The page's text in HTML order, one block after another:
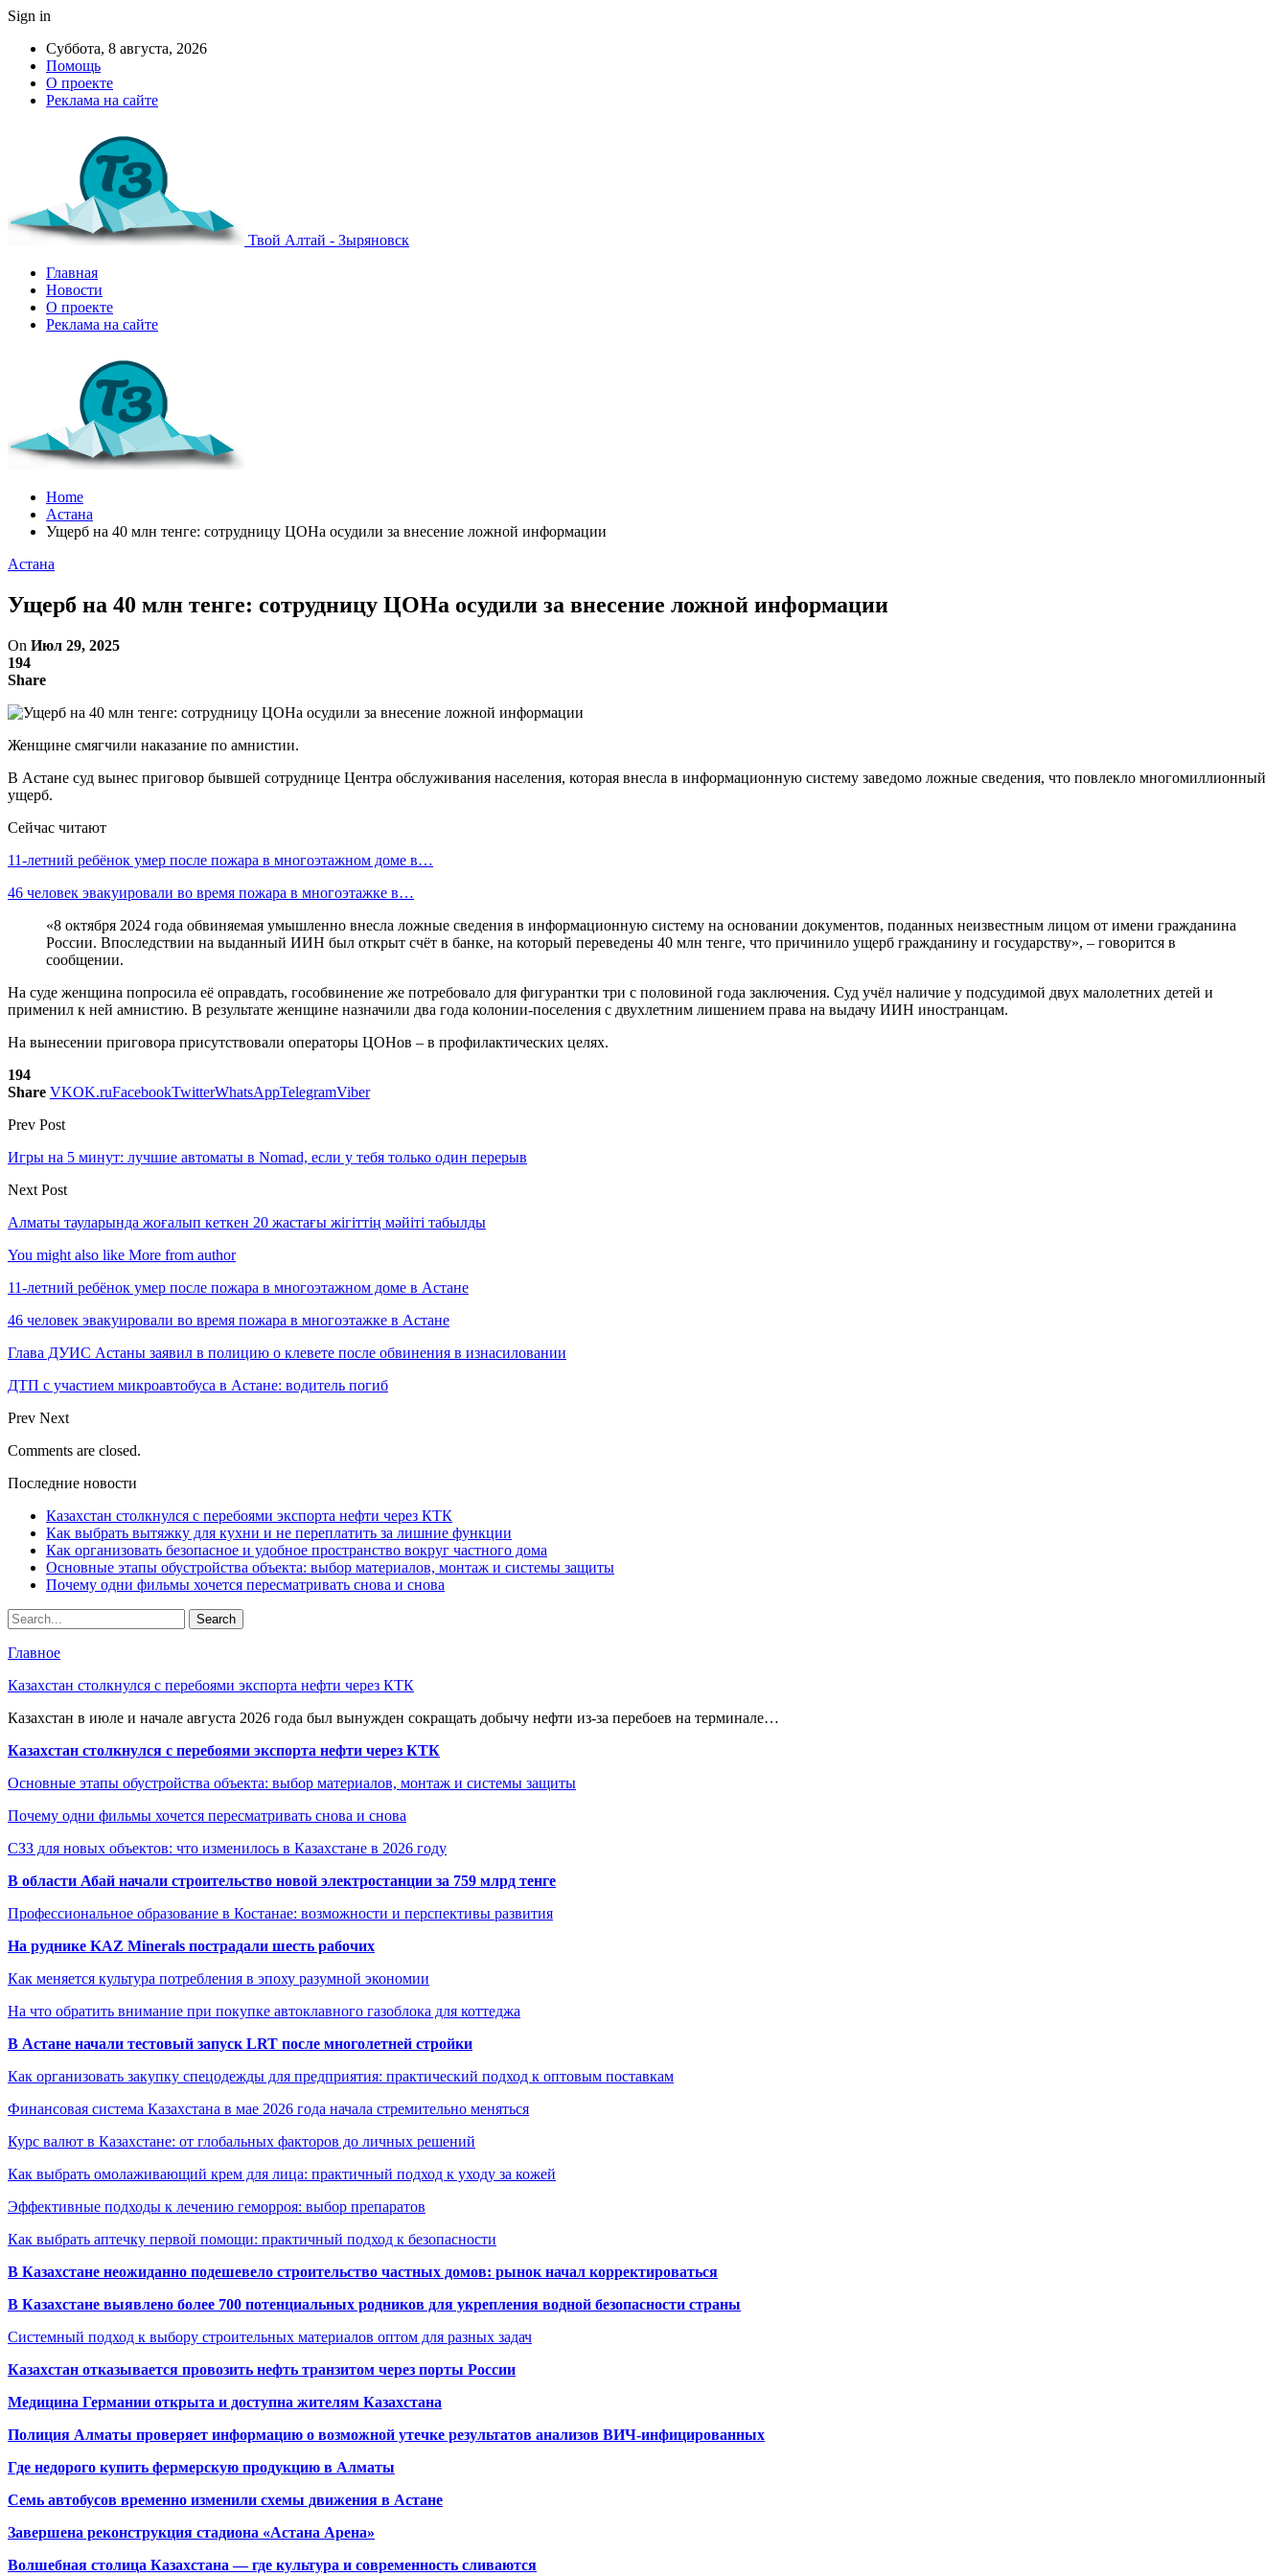
Sign in
Суббота, 8 августа, 2026
Помощь
О проекте
Реклама на сайте
Твой Алтай - Зыряновск
Главная
Новости
О проекте
Реклама на сайте
Home
Астана
Ущерб на 40 млн тенге: сотрудницу ЦОНа осудили за внесение ложной информации
Астана
Ущерб на 40 млн тенге: сотрудницу ЦОНа осудили за внесение ложной информации
On Июл 29, 2025
194
Share
Женщине смягчили наказание по амнистии.
В Астане суд вынес приговор бывшей сотруднице Центра обслуживания населения, которая внесла в информационную систему заведомо ложные сведения, что повлекло многомиллионный
ущерб.
Сейчас читают
11-летний ребёнок умер после пожара в многоэтажном доме в…
46 человек эвакуировали во время пожара в многоэтажке в…
«8 октября 2024 года обвиняемая умышленно внесла ложные сведения в информационную систему на основании документов, поданных неизвестным лицом от имени гражданина
России. Впоследствии на выданный ИИН был открыт счёт в банке, на который переведены 40 млн тенге, что причинило ущерб гражданину и государству», – говорится в
сообщении.
На суде женщина попросила её оправдать, гособвинение же потребовало для фигурантки три с половиной года заключения. Суд учёл наличие у подсудимой двух малолетних детей и
применил к ней амнистию. В результате женщине назначили два года колонии-поселения с двухлетним лишением права на выдачу ИИН иностранцам.
На вынесении приговора присутствовали операторы ЦОНов – в профилактических целях.
194
Share VKOK.ruFacebookTwitterWhatsAppTelegramViber
Prev Post
Игры на 5 минут: лучшие автоматы в Nomad, если у тебя только один перерыв
Next Post
Алматы тауларында жоғалып кеткен 20 жастағы жігіттің мәйіті табылды
You might also like More from author
11-летний ребёнок умер после пожара в многоэтажном доме в Астане
46 человек эвакуировали во время пожара в многоэтажке в Астане
Глава ДУИС Астаны заявил в полицию о клевете после обвинения в изнасиловании
ДТП с участием микроавтобуса в Астане: водитель погиб
Prev Next
Comments are closed.
Последние новости
Казахстан столкнулся с перебоями экспорта нефти через КТК
Как выбрать вытяжку для кухни и не переплатить за лишние функции
Как организовать безопасное и удобное пространство вокруг частного дома
Основные этапы обустройства объекта: выбор материалов, монтаж и системы защиты
Почему одни фильмы хочется пересматривать снова и снова
Главное
Казахстан столкнулся с перебоями экспорта нефти через КТК
Казахстан в июле и начале августа 2026 года был вынужден сокращать добычу нефти из-за перебоев на терминале…
Казахстан столкнулся с перебоями экспорта нефти через КТК
Основные этапы обустройства объекта: выбор материалов, монтаж и системы защиты
Почему одни фильмы хочется пересматривать снова и снова
СЗЗ для новых объектов: что изменилось в Казахстане в 2026 году
В области Абай начали строительство новой электростанции за 759 млрд тенге
Профессиональное образование в Костанае: возможности и перспективы развития
На руднике KAZ Minerals пострадали шесть рабочих
Как меняется культура потребления в эпоху разумной экономии
На что обратить внимание при покупке автоклавного газоблока для коттеджа
В Астане начали тестовый запуск LRT после многолетней стройки
Как организовать закупку спецодежды для предприятия: практический подход к оптовым поставкам
Финансовая система Казахстана в мае 2026 года начала стремительно меняться
Курс валют в Казахстане: от глобальных факторов до личных решений
Как выбрать омолаживающий крем для лица: практичный подход к уходу за кожей
Эффективные подходы к лечению геморроя: выбор препаратов
Как выбрать аптечку первой помощи: практичный подход к безопасности
В Казахстане неожиданно подешевело строительство частных домов: рынок начал корректироваться
В Казахстане выявлено более 700 потенциальных родников для укрепления водной безопасности страны
Системный подход к выбору строительных материалов оптом для разных задач
Казахстан отказывается провозить нефть транзитом через порты России
Медицина Германии открыта и доступна жителям Казахстана
Полиция Алматы проверяет информацию о возможной утечке результатов анализов ВИЧ-инфицированных
Где недорого купить фермерскую продукцию в Алматы
Семь автобусов временно изменили схемы движения в Астане
Завершена реконструкция стадиона «Астана Арена»
Волшебная столица Казахстана — где культура и современность сливаются